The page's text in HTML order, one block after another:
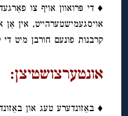
♦ די פּרואוון אויף צו
אויסגעמישטערהייט, אין אַן
קרבנות פונעם חורבן מיט די
אונטערצושטיצן:
♦ באַזונדערע טעג און